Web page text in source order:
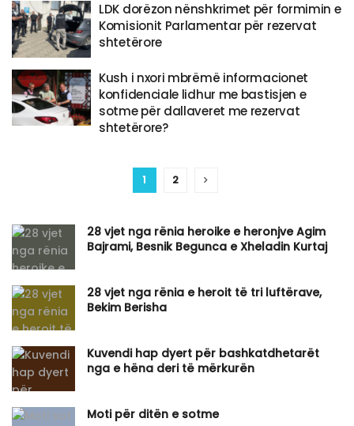
LDK dorëzon nënshkrimet për formimin e
Komisionit Parlamentar për rezervat
shtetërore
Kush i nxori mbrëmë informacionet
konfidenciale lidhur me bastisjen e
sotme për dallaveret me rezervat
shtetërore?
1 2
​28 vjet nga rënia heroike e heronjve Agim
Bajrami, Besnik Begunca e Xheladin Kurtaj
28 vjet nga rënia e heroit të tri luftërave,
Bekim Berisha
Kuvendi hap dyert për bashkatdhetarët
nga e hëna deri të mërkurën
Moti për ditën e sotme